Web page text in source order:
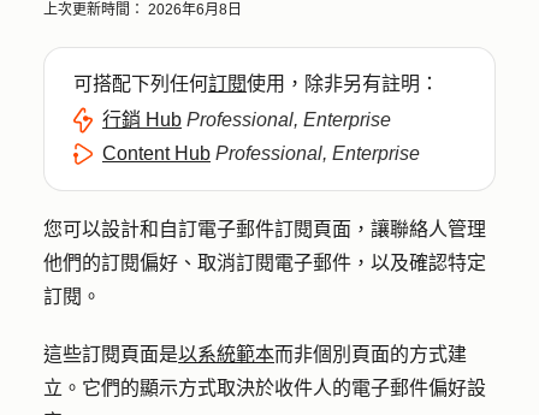
上次更新時間： 2026年6月8日
可搭配下列任何訂閱使用，除非另有註明：
行銷 Hub Professional, Enterprise
Content Hub Professional, Enterprise
您可以設計和自訂電子郵件訂閱頁面，讓聯絡人管理
他們的訂閱偏好、取消訂閱電子郵件，以及確認特定
訂閱。
這些訂閱頁面是以系統範本而非個別頁面的方式建
立。它們的顯示方式取決於收件人的電子郵件偏好設